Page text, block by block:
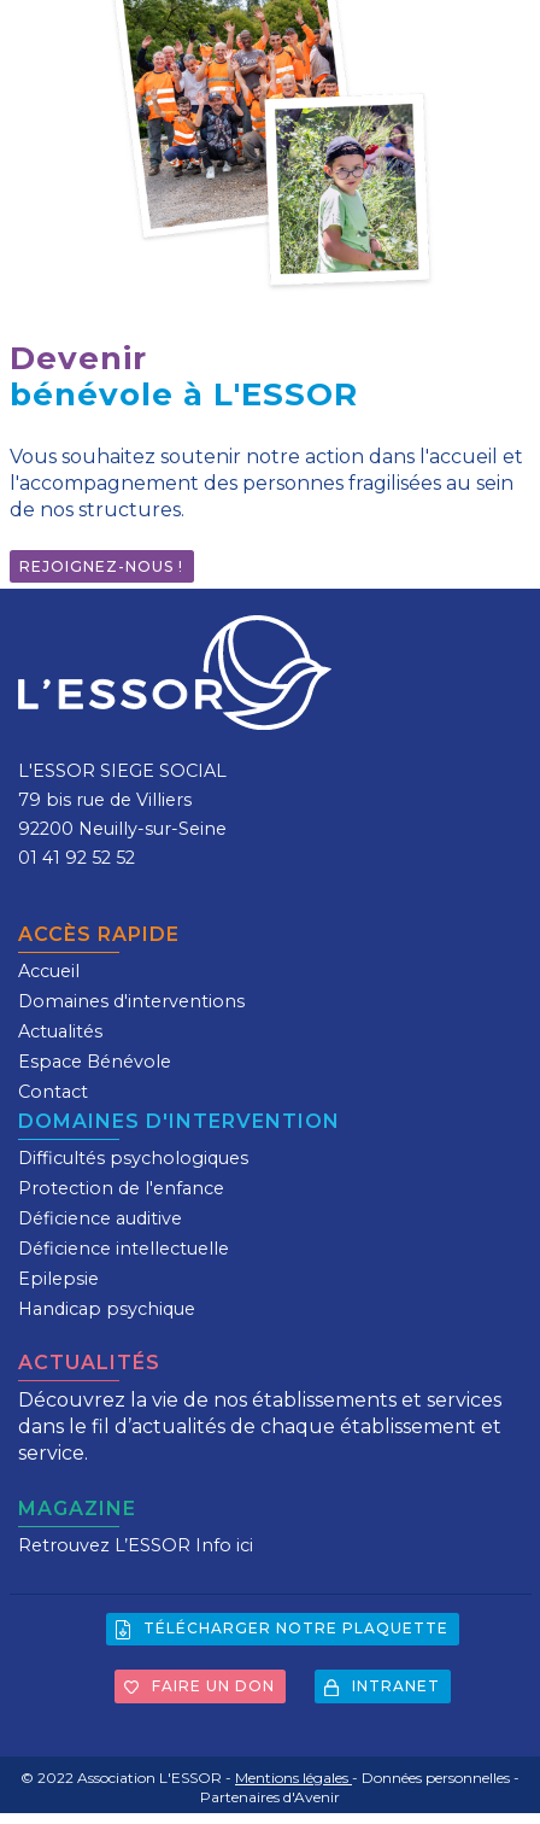
Devenir
bénévole à L'ESSOR
Vous souhaitez soutenir notre action dans l'accueil et
l'accompagnement des personnes fragilisées au sein
de nos structures.
REJOIGNEZ-NOUS !
L'ESSOR SIEGE SOCIAL
79 bis rue de Villiers
92200 Neuilly-sur-Seine
01 41 92 52 52
ACCÈS RAPIDE
Accueil
Domaines d'interventions
Actualités
Espace Bénévole
Contact
DOMAINES D'INTERVENTION
Difficultés psychologiques
Protection de l'enfance
Déficience auditive
Déficience intellectuelle
Epilepsie
Handicap psychique
ACTUALITÉS
Découvrez la vie de nos établissements et services
dans le fil d’actualités de chaque établissement et
service.
MAGAZINE
Retrouvez L’ESSOR Info ici
TÉLÉCHARGER NOTRE PLAQUETTE
FAIRE UN DON INTRANET
© 2022 Association L'ESSOR - Mentions légales - Données personnelles -
Partenaires d'Avenir